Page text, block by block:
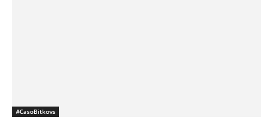
#CasoBitkovs